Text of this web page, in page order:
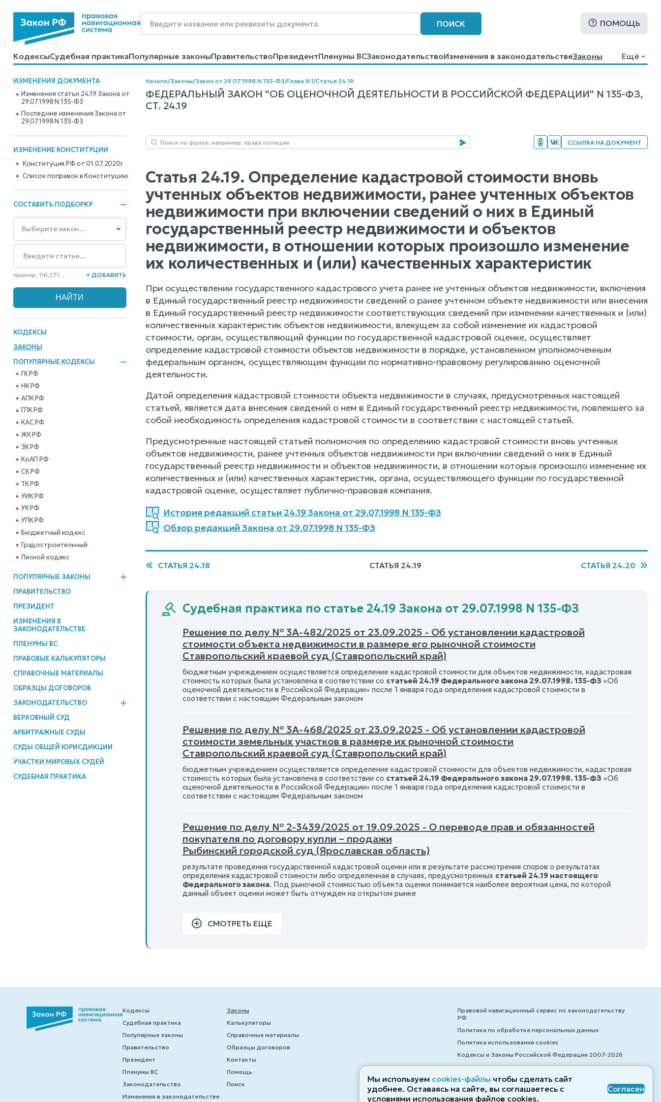
ПОИСК ПОМОЩЬ
КодексыСудебная практикаПопулярные законыПравительствоПрезидентПленумы ВСЗаконодательствоИзменения в законодательствеЗаконы
КалькуляторыСправочные материалыОбразцы договоровКонтактыПомощьПоиск
Ещё
ИЗМЕНЕНИЯ ДОКУМЕНТА
Изменения статьи 24.19 Закона от
29.07.1998 N 135-ФЗ
Последние изменения Закона от
29.07.1998 N 135-ФЗ
ИЗМЕНЕНИЕ КОНСТИТУЦИИ
Конституция РФ от 01.07.2020г
Cписок поправок в Конституцию
СОСТАВИТЬ ПОДБОРКУ
пример: 116,271,... + ДОБАВИТЬ
КОДЕКСЫ
ЗАКОНЫ
ПОПУЛЯРНЫЕ КОДЕКСЫ
ГК РФ
НК РФ
АПК РФ
ГПК РФ
КАС РФ
ЖК РФ
ЗК РФ
КоАП РФ
СК РФ
ТК РФ
УИК РФ
УК РФ
УПК РФ
Бюджетный кодекс
Градостроительный
Лесной кодекс
ПОПУЛЯРНЫЕ ЗАКОНЫ
ПРАВИТЕЛЬСТВО
ПРЕЗИДЕНТ
ИЗМЕНЕНИЯ В
ЗАКОНОДАТЕЛЬСТВЕ
ПЛЕНУМЫ ВС
ПРАВОВЫЕ КАЛЬКУЛЯТОРЫ
СПРАВОЧНЫЕ МАТЕРИАЛЫ
ОБРАЗЦЫ ДОГОВОРОВ
ЗАКОНОДАТЕЛЬСТВО
ВЕРХОВНЫЙ СУД
АРБИТРАЖНЫЕ СУДЫ
СУДЫ ОБЩЕЙ ЮРИСДИКЦИИ
УЧАСТКИ МИРОВЫХ СУДЕЙ
СУДЕБНАЯ ПРАКТИКА
Начало/Законы/Закон от 29.07.1998 N 135-ФЗ/Глава III.1/Статья 24.19
ФЕДЕРАЛЬНЫЙ ЗАКОН "ОБ ОЦЕНОЧНОЙ ДЕЯТЕЛЬНОСТИ В РОССИЙСКОЙ ФЕДЕРАЦИИ" N 135-ФЗ,
СТ. 24.19
ССЫЛКА НА ДОКУМЕНТ
Статья 24.19. Определение кадастровой стоимости вновь
учтенных объектов недвижимости, ранее учтенных объектов
недвижимости при включении сведений о них в Единый
государственный реестр недвижимости и объектов
недвижимости, в отношении которых произошло изменение
их количественных и (или) качественных характеристик
При осуществлении государственного кадастрового учета ранее не учтенных объектов недвижимости, включения
в Единый государственный реестр недвижимости сведений о ранее учтенном объекте недвижимости или внесения
в Единый государственный реестр недвижимости соответствующих сведений при изменении качественных и (или)
количественных характеристик объектов недвижимости, влекущем за собой изменение их кадастровой
стоимости, орган, осуществляющий функции по государственной кадастровой оценке, осуществляет
определение кадастровой стоимости объектов недвижимости в порядке, установленном уполномоченным
федеральным органом, осуществляющим функции по нормативно-правовому регулированию оценочной
деятельности.
Датой определения кадастровой стоимости объекта недвижимости в случаях, предусмотренных настоящей
статьей, является дата внесения сведений о нем в Единый государственный реестр недвижимости, повлекшего за
собой необходимость определения кадастровой стоимости в соответствии с настоящей статьей.
Предусмотренные настоящей статьей полномочия по определению кадастровой стоимости вновь учтенных
объектов недвижимости, ранее учтенных объектов недвижимости при включении сведений о них в Единый
государственный реестр недвижимости и объектов недвижимости, в отношении которых произошло изменение их
количественных и (или) качественных характеристик, органа, осуществляющего функции по государственной
кадастровой оценке, осуществляет публично-правовая компания.
История редакций статьи 24.19 Закона от 29.07.1998 N 135-ФЗ
Обзор редакций Закона от 29.07.1998 N 135-ФЗ
СТАТЬЯ 24.18 СТАТЬЯ 24.19 СТАТЬЯ 24.20
Судебная практика по статье 24.19 Закона от 29.07.1998 N 135-ФЗ
Решение по делу № 3А-482/2025 от 23.09.2025 - Об установлении кадастровой
стоимости объекта недвижимости в размере его рыночной стоимости
Ставропольский краевой суд (Ставропольский край)
бюджетным учреждением осуществляется определение кадастровой стоимости для объектов недвижимости, кадастровая
стоимость которых была установлена в соответствии со статьей 24.19 Федерального закона 29.07.1998. 135-ФЗ «Об
оценочной деятельности в Российской Федерации» после 1 января года определения кадастровой стоимости в
соответствии с настоящим Федеральным законом
Решение по делу № 3А-468/2025 от 23.09.2025 - Об установлении кадастровой
стоимости земельных участков в размере их рыночной стоимости
Ставропольский краевой суд (Ставропольский край)
бюджетным учреждением осуществляется определение кадастровой стоимости для объектов недвижимости, кадастровая
стоимость которых была установлена в соответствии со статьей 24.19 Федерального закона 29.07.1998. 135-ФЗ «Об
оценочной деятельности в Российской Федерации» после 1 января года определения кадастровой стоимости в
соответствии с настоящим Федеральным законом
Решение по делу № 2-3439/2025 от 19.09.2025 - О переводе прав и обязанностей
покупателя по договору купли – продажи
Рыбинский городской суд (Ярославская область)
результате проведения государственной кадастровой оценки или в результате рассмотрения споров о результатах
определения кадастровой стоимости либо определенная в случаях, предусмотренных статьей 24.19 настоящего
Федерального закона. Под рыночной стоимостью объекта оценки понимается наиболее вероятная цена, по которой
данный объект оценки может быть отчужден на открытом рынке
СМОТРЕТЬ ЕЩЕ
Кодексы
Судебная практика
Популярные законы
Правительство
Президент
Пленумы ВС
Законодательство
Изменения в законодательстве
Законы
Калькуляторы
Справочные материалы
Образцы договоров
Контакты
Помощь
Поиск
Правовой навигационный сервис по законодательству
РФ
Политика по обработке персональных данных
Политика использования cookies
Кодексы и Законы Российской Федерации 2007-2026
© ZAKONRF.INFO
Мы используем cookies-файлы чтобы сделать сайт
удобнее. Оставаясь на сайте, вы соглашаетесь с
условиями использования файлов cооkies.
Согласен